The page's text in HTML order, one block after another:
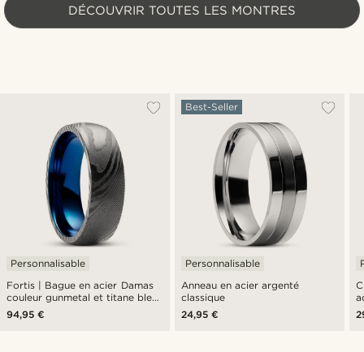
DÉCOUVRIR TOUTES LES MONTRES
Fortis | Bague en acier Damas
couleur gunmetal et titane bleu
- 7 mm
Personnalisable
94,95 €
Anneau en acier argenté
classique
Best-Seller
Personnalisable
24,95 €